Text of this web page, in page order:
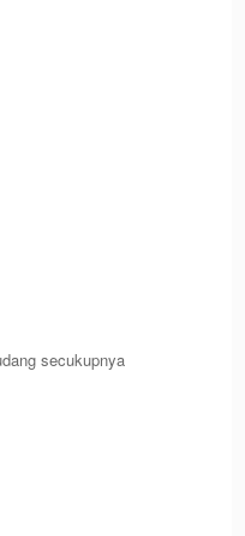
secukupnya